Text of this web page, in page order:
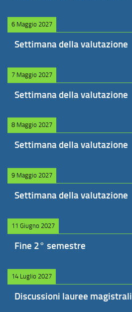
6 Maggio 2027
Settimana della valutazione
7 Maggio 2027
Settimana della valutazione
8 Maggio 2027
Settimana della valutazione
9 Maggio 2027
Settimana della valutazione
11 Giugno 2027
Fine 2° semestre
14 Luglio 2027
Discussioni lauree magistrali